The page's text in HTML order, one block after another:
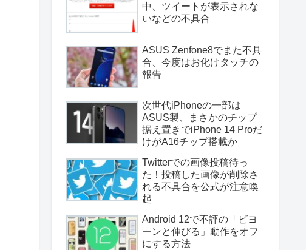
中、ツイートが表示されな
いなどの不具合
ASUS Zenfone8でまた不具
合、今度はお化けタッチの
報告
次世代iPhoneの一部は
ASUS製、まさかのチップ
据え置きでiPhone 14 Proだ
けがA16チップ搭載か
Twitterでの画像投稿待っ
た！投稿した画像が削除さ
れる不具合を公式が注意喚
起
Android 12で不評の「ビヨ
ーンと伸びる」動作をオフ
にする方法